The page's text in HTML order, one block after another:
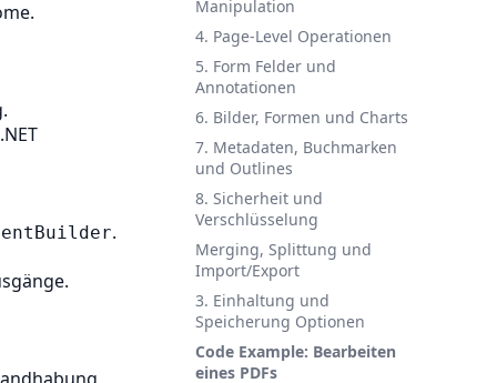
Manipulation
4. Page-Level Operationen
5. Form Felder und
Annotationen
6. Bilder, Formen und Charts
7. Metadaten, Buchmarken
und Outlines
8. Sicherheit und
Verschlüsselung
Merging, Splittung und
Import/Export
3. Einhaltung und
Speicherung Optionen
Code Example: Bearbeiten
eines PDFs
.